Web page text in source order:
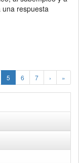
respuesta
5 6 7 › »